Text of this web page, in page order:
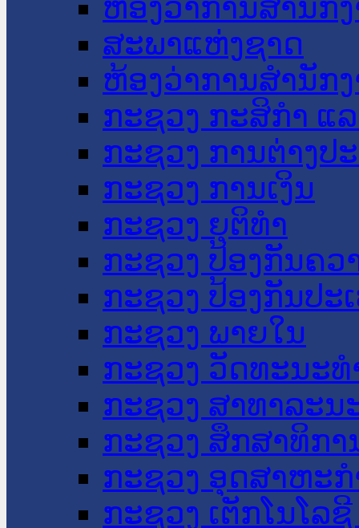
ຫ້ອງວ່າການສໍານັກ
ສະພາແຫ່ງຊາດ
ຫ້ອງວ່າການສຳນັກ
ກະຊວງ ກະສິກຳ ແ
ກະຊວງ ການຕ່າງປ
ກະຊວງ ການເງິນ
ກະຊວງ ຍຸຕິທໍາ
ກະຊວງ ປ້ອງກັນຄວ
ກະຊວງ ປ້ອງກັນປະ
ກະຊວງ ພາຍໃນ
ກະຊວງ ວັດທະນະ
ກະຊວງ ສາທາລະນ
ກະຊວງ ສຶກສາທິກາ
ກະຊວງ ອຸດສາຫະ
ກະຊວງ ເຕັກໂນໂລ